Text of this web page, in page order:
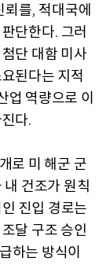
뢰를, 적대국에
단한다. 그러
단 대함 미사
된다는 지적
업 역량으로 이
다.
로 미 해군 군
내 건조가 원칙
진입 경로는
달 구조 승인
하는 방식이